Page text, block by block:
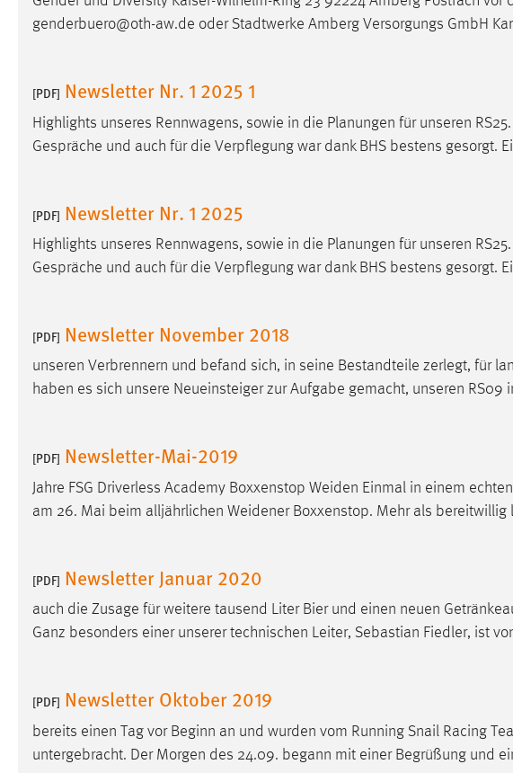
genderbuero@oth-aw.de oder Stadtwerke Amberg Versorgungs GmbH
[PDF] Newsletter Nr. 1 2025 1
Highlights unseres Rennwagens, sowie in die Planungen für unseren
Gespräche und auch für die Verpflegung war dank BHS bestens gesorgt.
[PDF] Newsletter Nr. 1 2025
Highlights unseres Rennwagens, sowie in die Planungen für unseren
Gespräche und auch für die Verpflegung war dank BHS bestens gesorgt.
[PDF] Newsletter November 2018
unseren Verbrennern und befand sich, in seine Bestandteile zerlegt, für
haben es sich unsere Neueinsteiger zur Aufgabe gemacht, unseren RS09
[PDF] Newsletter-Mai-2019
Jahre FSG Driverless Academy Boxxenstop Weiden Einmal in einem
am 26. Mai beim alljährlichen Weidener Boxxenstop. Mehr als bereitwillig
[PDF] Newsletter Januar 2020
auch die Zusage für weitere tausend Liter Bier und einen neuen
Ganz besonders einer unserer technischen Leiter, Sebastian Fiedler, ist
[PDF] Newsletter Oktober 2019
bereits einen Tag vor Beginn an und wurden vom Running Snail Racing
untergebracht. Der Morgen des 24.09. begann mit einer Begrüßung und
MARKETING
Sie tun dies, indem sie Besucher über Websites
hinweg verfolgen.
Name:
Anbieter: Google Ireland Limited
Zweck: Conversion-Tracking
Facebook Pixel
Name: _fbp
Zweck: Conversion-Tracking
Cookie Laufzeit: 3 Monate
EXTERNE MEDIEN
Plattformen anzeigen zu können, werden von diesen
externen Medien Cookies gesetzt.
Vimeo